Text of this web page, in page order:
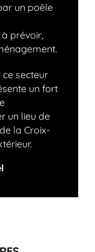
un poêle
prévoir,
secteur
un fort
un lieu de
la Croix-